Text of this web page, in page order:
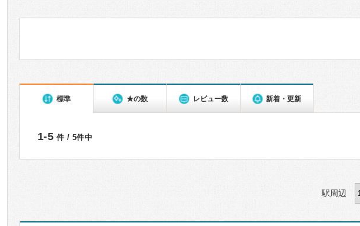
標準 ★の数 レビュー数 新着・更新
1-5 件 / 5件中
駅周辺